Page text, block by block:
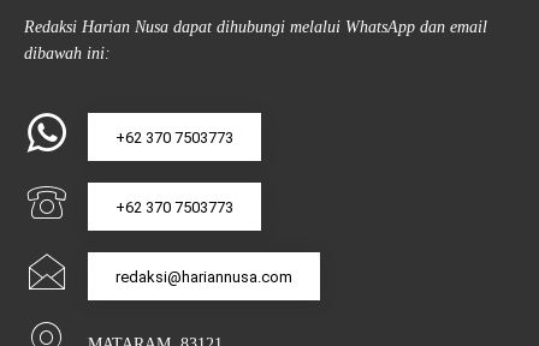
Redaksi Harian Nusa dapat dihubungi melalui WhatsApp dan email
dibawah ini:
+62 370 7503773
+62 370 7503773
redaksi@hariannusa.com